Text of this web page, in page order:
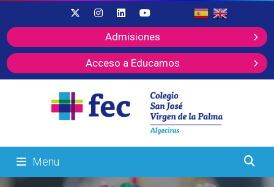
Admisiones
Acceso a Educamos
Menu